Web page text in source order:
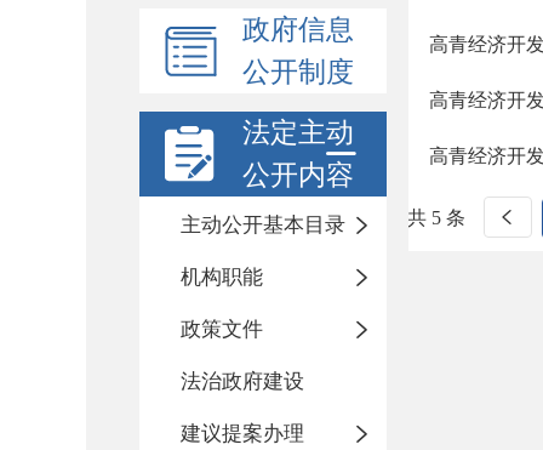
政府信息
公开制度
法定主动
公开内容
主动公开基本目录
机构职能
政策文件
法治政府建设
建议提案办理
高青经济开
高青经济开
高青经济开
共 5 条